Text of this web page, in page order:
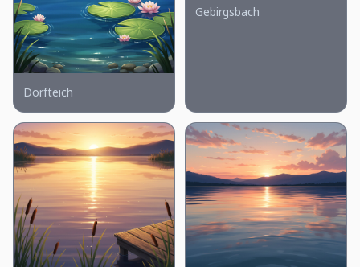
Dorfteich
Gebirgsbach